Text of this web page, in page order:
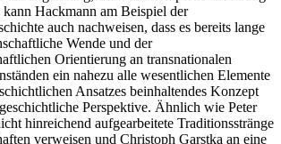
Hackmann am Beispiel der
auch nachweisen, dass es bereits lange
Wende und der
Orientierung an transnationalen
ein nahezu alle wesentlichen Elemente
Ansatzes beinhaltendes Konzept
Perspektive. Ähnlich wie Peter
hinreichend aufgearbeitete Traditionsstränge
verweisen und Christoph Garstka an eine